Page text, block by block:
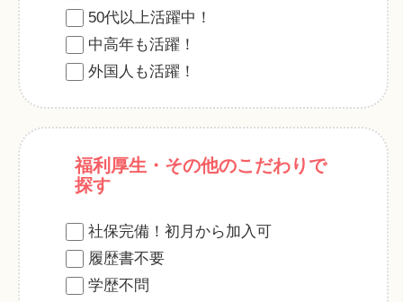
50代以上活躍中！
中高年も活躍！
外国人も活躍！
福利厚生・その他のこだわりで
探す
社保完備！初月から加入可
履歴書不要
学歴不問